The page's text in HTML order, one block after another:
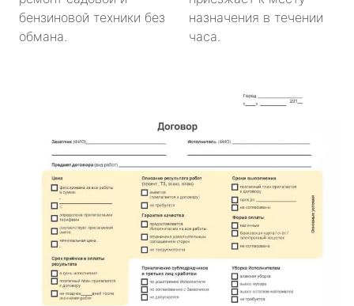
бензиновой техники без
обмана.
назначения в течении
часа.